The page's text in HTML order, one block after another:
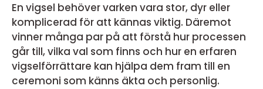
En vigsel behöver varken vara stor, dyr eller
komplicerad för att kännas viktig. Däremot
vinner många par på att förstå hur processen
går till, vilka val som finns och hur en erfaren
vigselförrättare kan hjälpa dem fram till en
ceremoni som känns äkta och personlig.